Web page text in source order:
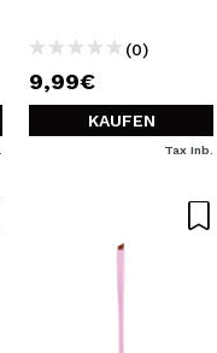
(0)
9,99€
KAUFEN
Tax Inb.